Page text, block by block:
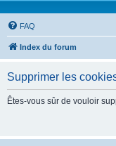
FAQ
Index du forum
Supprimer les
Êtes-vous sûr de vouloir